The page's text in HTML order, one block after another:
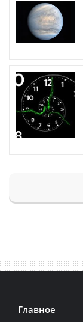
Главное